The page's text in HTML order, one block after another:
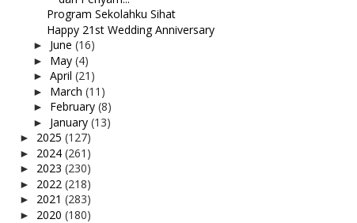
Program Sekolahku Sihat
Happy 21st Wedding Anniversary
► June (16)
► May (4)
► April (21)
► March (11)
► February (8)
► January (13)
► 2025 (127)
► 2024 (261)
► 2023 (230)
► 2022 (218)
► 2021 (283)
► 2020 (180)